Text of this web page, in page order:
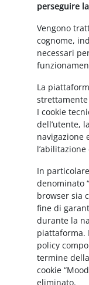
perseguire
Vengono
cognome,
necessari
La
I cookie
dell’utente,
navigazione
In
denominato
browser sia
fine di
durante la
piattaforma.
policy
termine
cookie
eliminato.